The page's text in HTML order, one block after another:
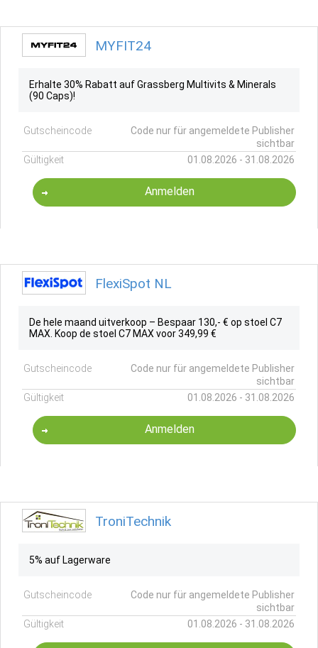
MYFIT24
Erhalte 30% Rabatt auf Grassberg Multivits & Minerals
(90 Caps)!
Gutscheincode
Code nur für angemeldete Publisher
sichtbar
Gültigkeit
01.08.2026 - 31.08.2026
Anmelden
FlexiSpot NL
De hele maand uitverkoop – Bespaar 130,- € op stoel C7
MAX. Koop de stoel C7 MAX voor 349,99 €
Gutscheincode
Code nur für angemeldete Publisher
sichtbar
Gültigkeit
01.08.2026 - 31.08.2026
Anmelden
TroniTechnik
5% auf Lagerware
Gutscheincode
Code nur für angemeldete Publisher
sichtbar
Gültigkeit
01.08.2026 - 31.08.2026